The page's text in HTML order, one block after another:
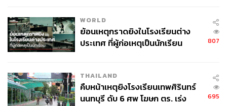
WORLD
ย้อนเหตุกราดยิงในโรงเรียนต่าง
ประเทศ ที่ผู้ก่อเหตุเป็นนักเรียน
807
THAILAND
คืบหน้าเหตุยิงโรงเรียนเทพศิรินทร์
นนทบุรี ดับ 6 ศพ โฆษก ตร. เร่ง
695